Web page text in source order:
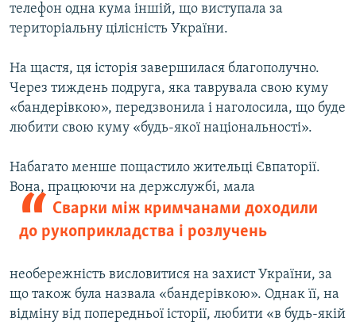
телефон одна кума іншій, що виступала за
територіальну цілісність України.
На щастя, ця історія завершилася благополучно.
Через тиждень подруга, яка таврувала свою куму
«бандерівкою», передзвонила і наголосила, що буде
любити свою куму «будь-якої національності».
Набагато менше пощастило жительці Євпаторії.
Вона, працюючи на держслужбі,
Сварки між кримчанами доходили
до рукоприкладства і розлучень
мала
необережність висловитися на захист України, за
що також була назвала «бандерівкою». Однак її, на
відміну від попередньої історії, любити «в будь-якій